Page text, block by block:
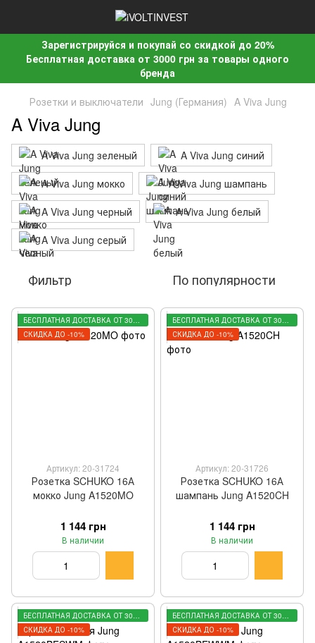
Зарегистрируйся и покупай со скидкой до 20%
Бесплатная доставка от 3000 грн за товары одного
бренда
Розетки и выключатели Jung (Германия) A Viva Jung
A Viva Jung
A Viva Jung зеленый
A Viva Jung синий
A Viva Jung мокко
A Viva Jung шампань
A Viva Jung черный
A Viva Jung белый
A Viva Jung серый
Фильтр По популярности
БЕСПЛАТНАЯ ДОСТАВКА ОТ 3000 ГРН
СКИДКА ДО -10%
Артикул: 20-31724
Розетка SCHUKO 16А
мокко Jung A1520MO
1 144 грн
В наличии
БЕСПЛАТНАЯ ДОСТАВКА ОТ 3000 ГРН
СКИДКА ДО -10%
Артикул: 20-31726
Розетка SCHUKO 16А
шампань Jung A1520CH
1 144 грн
В наличии
БЕСПЛАТНАЯ ДОСТАВКА ОТ 3000 ГРН
СКИДКА ДО -10%
БЕСПЛАТНАЯ ДОСТАВКА ОТ 3000 ГРН
СКИДКА ДО -10%